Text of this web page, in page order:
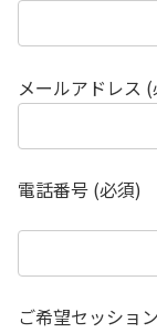
メールアドレス
電話番号 (必須)
ご希望セッショ